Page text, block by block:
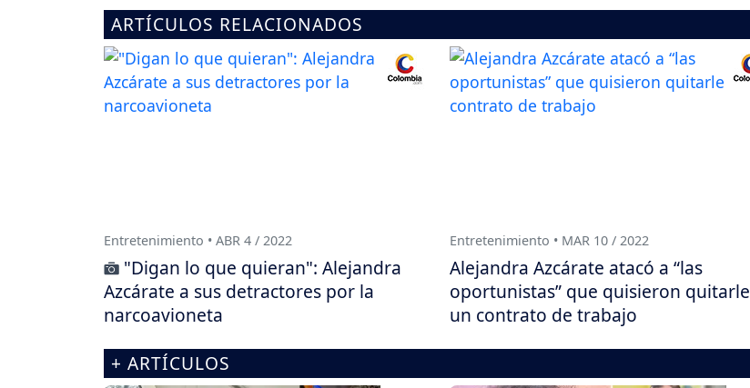
ARTÍCULOS RELACIONADOS
Entretenimiento • ABR 4 / 2022
"Digan lo que quieran": Alejandra
Azcárate a sus detractores por la
narcoavioneta
Entretenimiento • MAR 10 / 2022
Alejandra Azcárate atacó a “las
oportunistas” que quisieron quitarle
un contrato de trabajo
+ ARTÍCULOS